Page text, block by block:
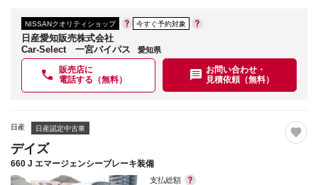
NISSANクオリティショップ 今すぐ予約対象
日産愛知販売株式会社
Car-Select 一宮バイパス
愛知県
販売店に
電話する（無料）
お問い合わせ・
見積依頼（無料）
日産 日産認定中古車
デイズ
660 J エマージェンシーブレーキ装備
支払総額